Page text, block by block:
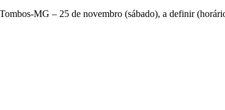
MG – 25 de novembro (sábado), a definir